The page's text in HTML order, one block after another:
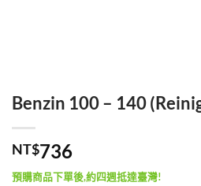
Benzin 100 – 140
NT$736
預購商品下單後,約四週抵達臺灣!